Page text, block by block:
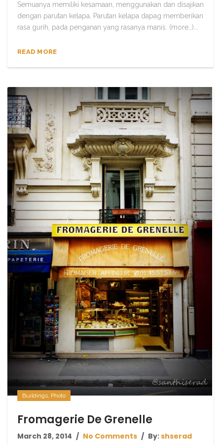
Semuanya memiliki kesamaan, menggunakan dan disajikan
dengan parutan kelapa. Parutan kelapa dapag memberikan
rasa gurih, pada penganan yang rasanya manis. (more…)...
READ MORE
Buildings, Photo
Fromagerie De Grenelle
March 28, 2014 No Comments By:shserad